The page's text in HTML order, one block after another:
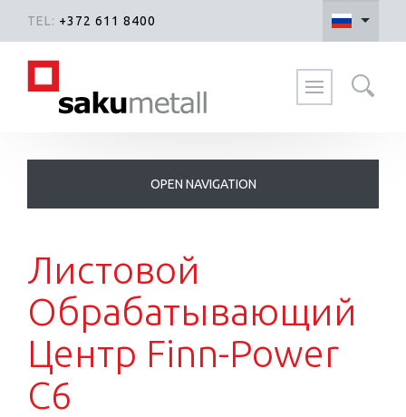
TEL: +372 611 8400
Листовой
Обрабатывающий
Центр Finn-Power
C6